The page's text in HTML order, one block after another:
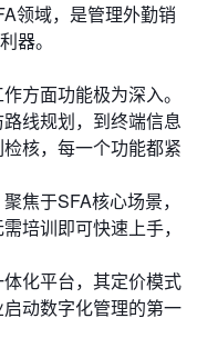
领域，是管理外勤销
器。
方面功能极为深入。
线规划，到终端信息
核，每一个功能都紧
焦于SFA核心场景，
培训即可快速上手，
化平台，其定价模式
动数字化管理的第一